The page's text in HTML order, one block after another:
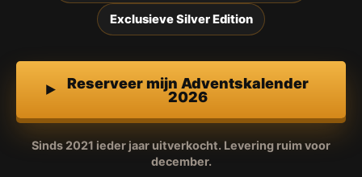
Exclusieve Silver Edition
Reserveer mijn Adventskalender
2026
Sinds 2021 ieder jaar uitverkocht. Levering ruim voor
december.